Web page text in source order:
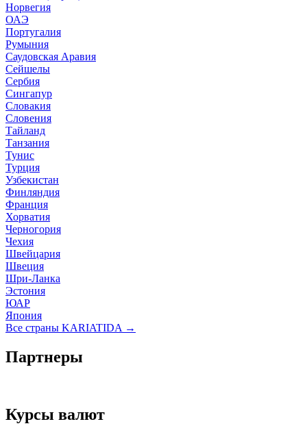
Норвегия
ОАЭ
Португалия
Румыния
Саудовская Аравия
Сейшелы
Сербия
Сингапур
Словакия
Словения
Тайланд
Танзания
Тунис
Турция
Узбекистан
Финляндия
Франция
Хорватия
Черногория
Чехия
Швейцария
Швеция
Шри-Ланка
Эстония
ЮАР
Япония
Все страны KARIATIDA →
Партнеры
Курсы валют